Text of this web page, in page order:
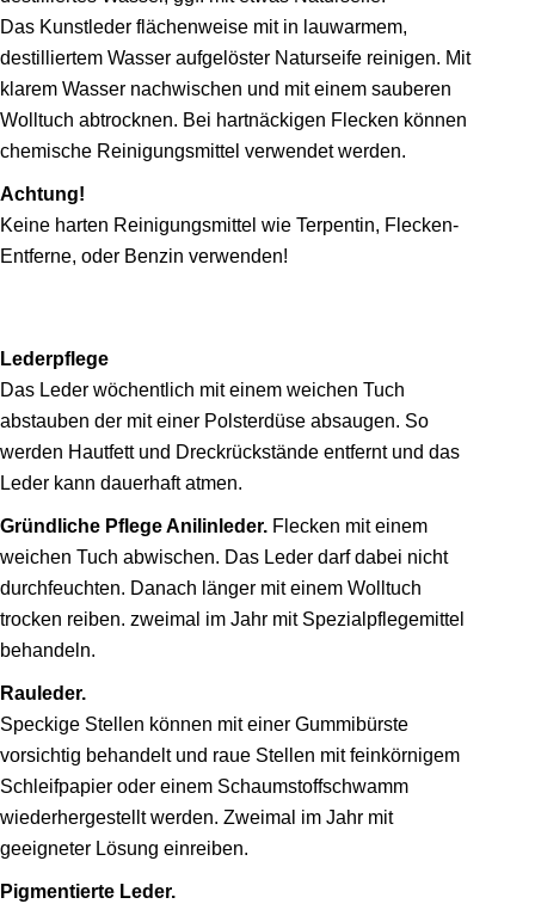
Das Kunstleder flächenweise mit in lauwarmem,
destilliertem Wasser auf­gelöster Naturseife reinigen. Mit
klarem Wasser nachwischen und mit einem sauberen
Wolltuch abtrocknen. Bei hartnäckigen Flecken können
chemische Reinigungsmittel ver­wendet werden.
Achtung!
Keine harten Reinigungs­mittel wie Terpentin, Flecken-
Entferne, oder Benzin verwenden!
Lederpflege
Das Leder wöchentlich mit einem weichen Tuch
abstauben der mit einer Polsterdüse absaugen. So
werden Hautfett und Dreckrückstände entfernt und das
Leder kann dauerhaft atmen.
Gründliche Pflege Anilinleder. Flecken mit einem
weichen Tuch abwischen. Das Leder darf dabei nicht
durchfeuchten. Danach länger mit einem Wolltuch
trocken reiben. zweimal im Jahr mit Spezialpflegemittel
behandeln.
Rauleder.
Speckige Stellen können mit einer Gummibürste
vorsichtig behandelt und raue Stellen mit feinkörnigem
Schleifpapier oder einem Schaumstoff­schwamm
wiederhergestellt werden. Zweimal im Jahr mit
geeigneter Lösung einreiben.
Pigmentierte Leder.